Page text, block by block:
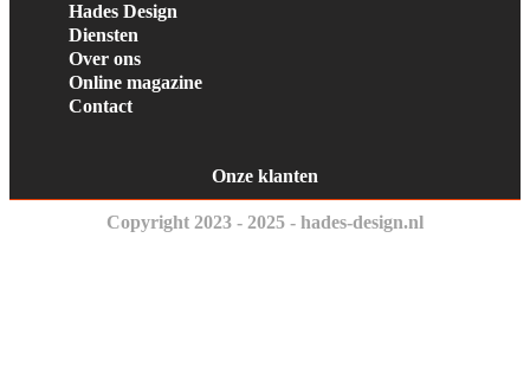
Hades Design
Diensten
Over ons
Online magazine
Contact
Onze klanten
Copyright 2023 - 2025 - hades-design.nl